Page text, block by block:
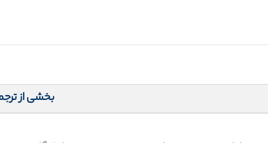
بخشی از